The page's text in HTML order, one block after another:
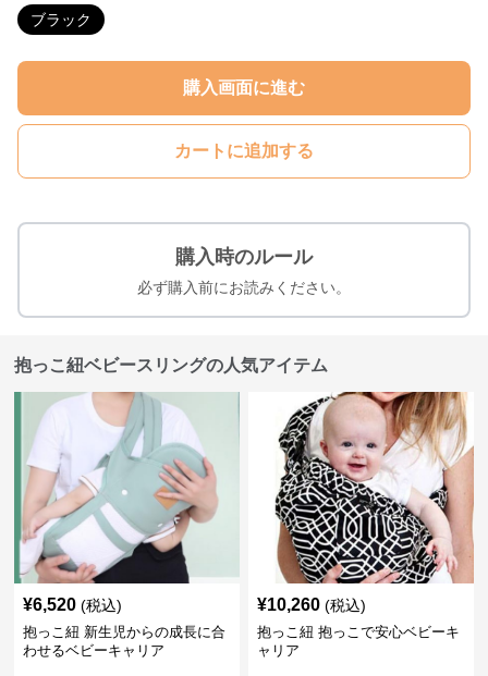
ブラック
購入画面に進む
カートに追加する
購入時のルール
必ず購入前にお読みください。
抱っこ紐ベビースリングの人気アイテム
¥6,520 (税込)
抱っこ紐 新生児からの成長に合
わせるベビーキャリア
¥10,260 (税込)
抱っこ紐 抱っこで安心ベビーキ
ャリア